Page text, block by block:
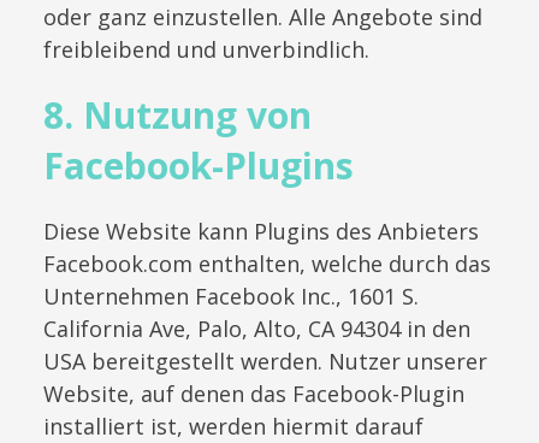
oder ganz einzustellen. Alle Angebote sind
freibleibend und unverbindlich.
8. Nutzung von
Facebook-Plugins
Diese Website kann Plugins des Anbieters
Facebook.com enthalten, welche durch das
Unternehmen Facebook Inc., 1601 S.
California Ave, Palo, Alto, CA 94304 in den
USA bereitgestellt werden. Nutzer unserer
Website, auf denen das Facebook-Plugin
installiert ist, werden hiermit darauf